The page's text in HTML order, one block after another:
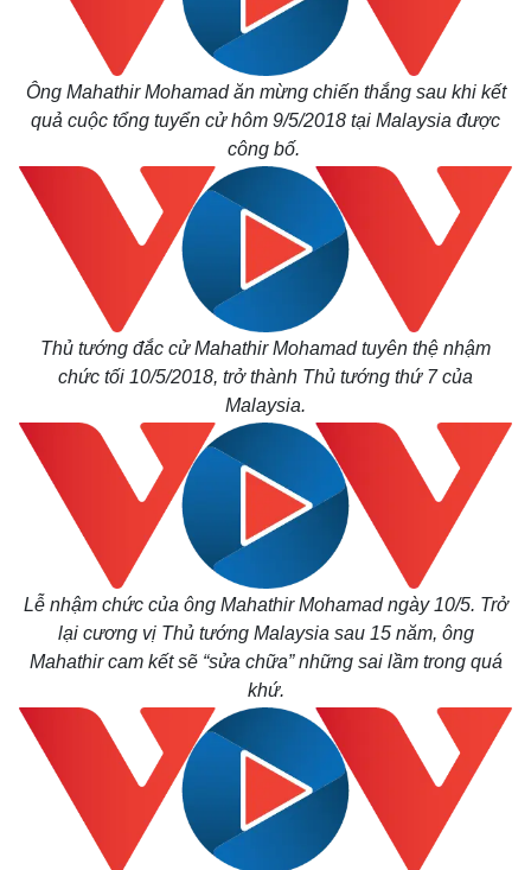
Kinh tế
Bất động sản
Khởi nghiệp
Thị trường
Giá vàng
Tiêu dùng
Tỷ giá
Chứng khoán
Giá cà phê
Ông Mahathir Mohamad ăn mừng chiến thắng sau khi kết
quả cuộc tổng tuyển cử hôm 9/5/2018 tại Malaysia được
công bố.
Thủ tướng đắc cử Mahathir Mohamad tuyên thệ nhậm
chức tối 10/5/2018, trở thành Thủ tướng thứ 7 của
Malaysia.
Lễ nhậm chức của ông Mahathir Mohamad ngày 10/5. Trở
lại cương vị Thủ tướng Malaysia sau 15 năm, ông
Mahathir cam kết sẽ “sửa chữa” những sai lầm trong quá
khứ.